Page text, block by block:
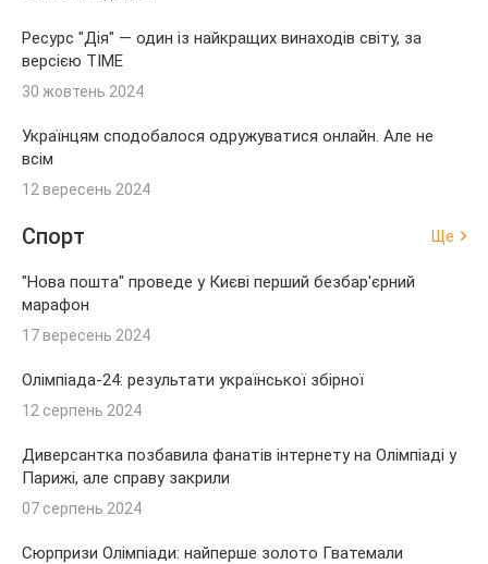
Ресурс "Дія" — один із найкращих винаходів світу, за
версією TIME
30 жовтень 2024
Українцям сподобалося одружуватися онлайн. Але не
всім
12 вересень 2024
Спорт Ще
"Нова пошта" проведе у Києві перший безбар'єрний
марафон
17 вересень 2024
Олімпіада-24: результати української збірної
12 серпень 2024
Диверсантка позбавила фанатів інтернету на Олімпіаді у
Парижі, але справу закрили
07 серпень 2024
Сюрпризи Олімпіади: найперше золото Гватемали